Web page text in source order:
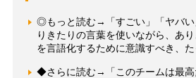
◎もっと読む→「すごい」「ヤバ
りきたりの言葉を使いながら、あ
を言語化するために意識すべき、
◆さらに読む→「このチームは最高